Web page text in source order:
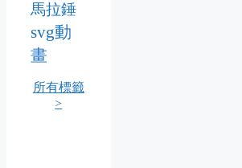
馬拉錘
svg動
畫
所有標籤
>